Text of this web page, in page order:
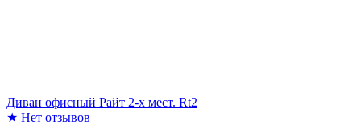
Диван офисный Райт 2-х мест. Rt2
★ Нет отзывов